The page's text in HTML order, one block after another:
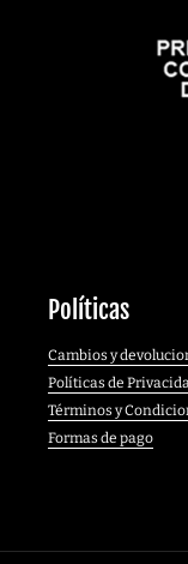
Políticas
Cambios y
Políticas de
Términos y
Formas de pago